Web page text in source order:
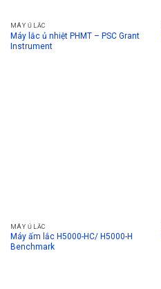
MÁY Ủ LẮC
Máy lắc ủ nhiệt PHMT – PSC Grant
Instrument
MÁY Ủ LẮC
Máy ấm lắc H5000-HC/ H5000-H
Benchmark